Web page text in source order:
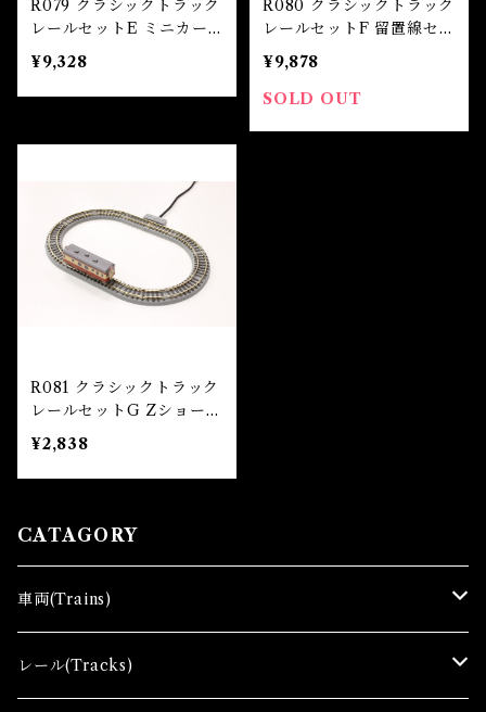
R079 クラシックトラック
レールセットE ミニカー
ブ複線セット（CLASSIC
TRACK Rail Set E (Min
i Curve Double Track
¥9,328
R080 クラシックトラック
レールセットF 留置線セッ
ト（CLASSIC TRACK R
ail Set F (Switchyard S
et))
¥9,878
SOLD OUT
R081 クラシックトラック
レールセットG Zショーテ
ィー オーバルセット (CL
ASSIC TRACK Rail Set
G (Z-Shorty Oval set))
¥2,838
CATAGORY
車両(Trains)
Ｚゲージ車両(Ｔ) Zgauge Trains
レール(Tracks)